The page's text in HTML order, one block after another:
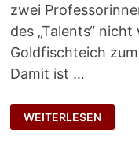
zwei
des „Talents“
Goldfischteich
Damit ist …
OZEAN
DER
MÖGLICHKEITEN?
WEITERLESEN